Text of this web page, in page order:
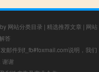
网站分类目录 | 精选推荐文章 | 网站
答
邮件到f_fb#foxmail.com说明，我们
谢谢